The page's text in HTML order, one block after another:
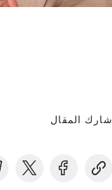
شارك المقال